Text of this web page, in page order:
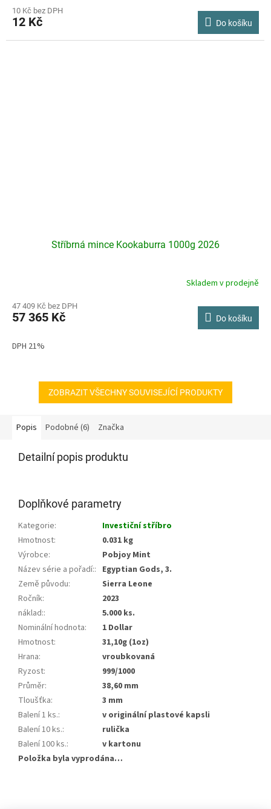
produktu
je
10 Kč bez DPH
12 Kč Do košíku
Stříbrná mince Kookaburra 1000g 2026
Skladem v prodejně
47 409 Kč bez DPH
57 365 Kč Do košíku
DPH 21%
ZOBRAZIT VŠECHNY SOUVISEJÍCÍ PRODUKTY
Popis Podobné (6) Značka
Detailní popis produktu
Doplňkové parametry
Kategorie:
Investiční stříbro
Hmotnost:
0.031 kg
Výrobce:
Pobjoy Mint
Název série a pořadí:: Egyptian Gods, 3.
Země původu:
Sierra Leone
Ročník:
2023
náklad::
5.000 ks.
Nominální hodnota:
1 Dollar
Hmotnost:
31,10g (1oz)
Hrana:
vroubkovaná
Ryzost:
999/1000
Průměr:
38,60 mm
Tloušťka:
3 mm
Balení 1 ks.:
v originální plastové kapsli
Balení 10 ks.:
rulička
Balení 100 ks.:
v kartonu
Položka byla vyprodána…